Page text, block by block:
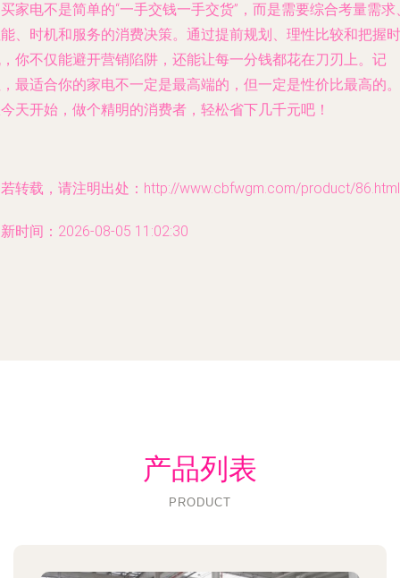
家电不是简单的“一手交钱一手交货”，而是需要综合考量需求
、时机和服务的消费决策。通过提前规划、理性比较和把握时
你不仅能避开营销陷阱，还能让每一分钱都花在刀刃上。记
最适合你的家电不一定是最高端的，但一定是性价比最高的。
天开始，做个精明的消费者，轻松省下几千元吧！
转载，请注明出处：http://www.cbfwgm.com/product/86.html
时间：2026-08-05 11:02:30
产品列表
PRODUCT